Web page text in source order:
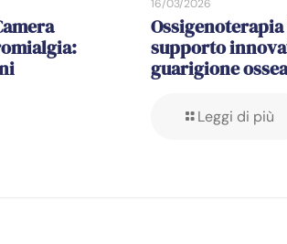
16/03/2026
supporto
guarigione ossea
Leggi di più